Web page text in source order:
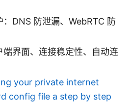
：DNS 防泄漏、WebRTC 防
端界面、连接稳定性、自动连
your private internet
config file a step by step